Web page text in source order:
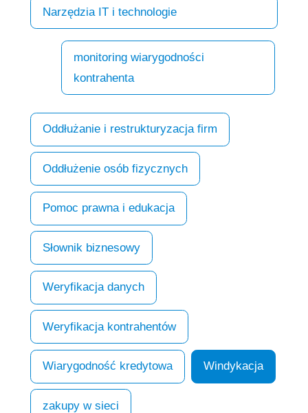
Narzędzia IT i technologie
monitoring wiarygodności
kontrahenta
Oddłużanie i restrukturyzacja firm
Oddłużenie osób fizycznych
Pomoc prawna i edukacja
Słownik biznesowy
Weryfikacja danych
Weryfikacja kontrahentów
Wiarygodność kredytowa Windykacja
zakupy w sieci